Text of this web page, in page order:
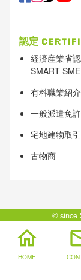
認定
経済産業省
SMART
有料職業紹介
一般派遣免許
宅地建物取
古物商
© since
home
HOME